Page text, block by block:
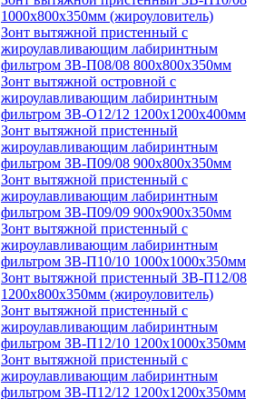
1000х800х350мм (жироуловитель)
Зонт вытяжной пристенный с
жироулавливающим лабиринтным
фильтром ЗВ-П08/08 800х800х350мм
Зонт вытяжной островной с
жироулавливающим лабиринтным
фильтром ЗВ-О12/12 1200х1200х400мм
Зонт вытяжной пристенный
жироулавливающим лабиринтным
фильтром ЗВ-П09/08 900х800х350мм
Зонт вытяжной пристенный с
жироулавливающим лабиринтным
фильтром ЗВ-П09/09 900х900х350мм
Зонт вытяжной пристенный с
жироулавливающим лабиринтным
фильтром ЗВ-П10/10 1000х1000х350мм
Зонт вытяжной пристенный ЗВ-П12/08
1200х800х350мм (жироуловитель)
Зонт вытяжной пристенный с
жироулавливающим лабиринтным
фильтром ЗВ-П12/10 1200х1000х350мм
Зонт вытяжной пристенный с
жироулавливающим лабиринтным
фильтром ЗВ-П12/12 1200х1200х350мм